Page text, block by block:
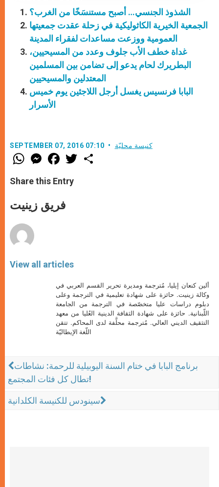
الشذوذ الجنسي… أصبح مستنسَخًا من الغرب؟
الجمعية الخيرية الكاثوليكية في زحلة عقدت جمعيتها
العمومية ووزعت مساعدات لفقراء المدينة
غداة خطف الأب جلوف وعدد من المسيحيين،
البطريرك لحام يدعو إلى تضامن بين المسلمين
المعتدلين والمسيحيين
البابا فرنسيس يغسل أرجل اللاجئين يوم خميس
الأسرار
SEPTEMBER 07, 2016 07:10 كنيسة محليّة
W
h
t
s
p
p
M
e
s
e
g
e
F
a
e
b
o
k
w
Share this Entry
فريق زينيت
View all articles
ألين كنعان إيليا، مُترجمة ومديرة تحرير القسم العربي في
وكالة زينيت. حائزة على شهادة تعليمية في الترجمة وعلى
دبلوم دراسات عليا متخصّصة في الترجمة من الجامعة
اللّبنانية. حائزة على شهادة الثقافة الدينية العُليا من معهد
التثقيف الديني العالي. مُترجمة محلَّفة لدى المحاكم. تتقن
اللّغة الإيطاليّة
برنامج البابا في ختام السنة اليوبيلية للرحمة: نشاطات
تطال كل فئات المجتمع!
سينودس للكنيسة الكلدانية